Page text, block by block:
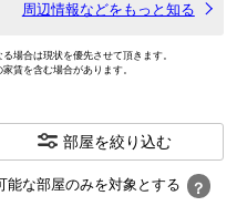
周辺情報などをもっと知る
場合は現状を優先させて頂きます。
賃を含む場合があります。
部屋を絞り込む
能な部屋のみを対象とする ？